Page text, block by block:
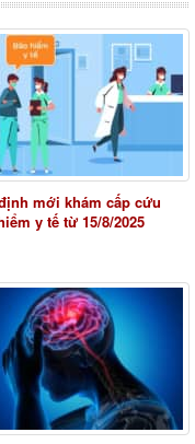
mới khám cấp cứu
y tế từ 15/8/2025